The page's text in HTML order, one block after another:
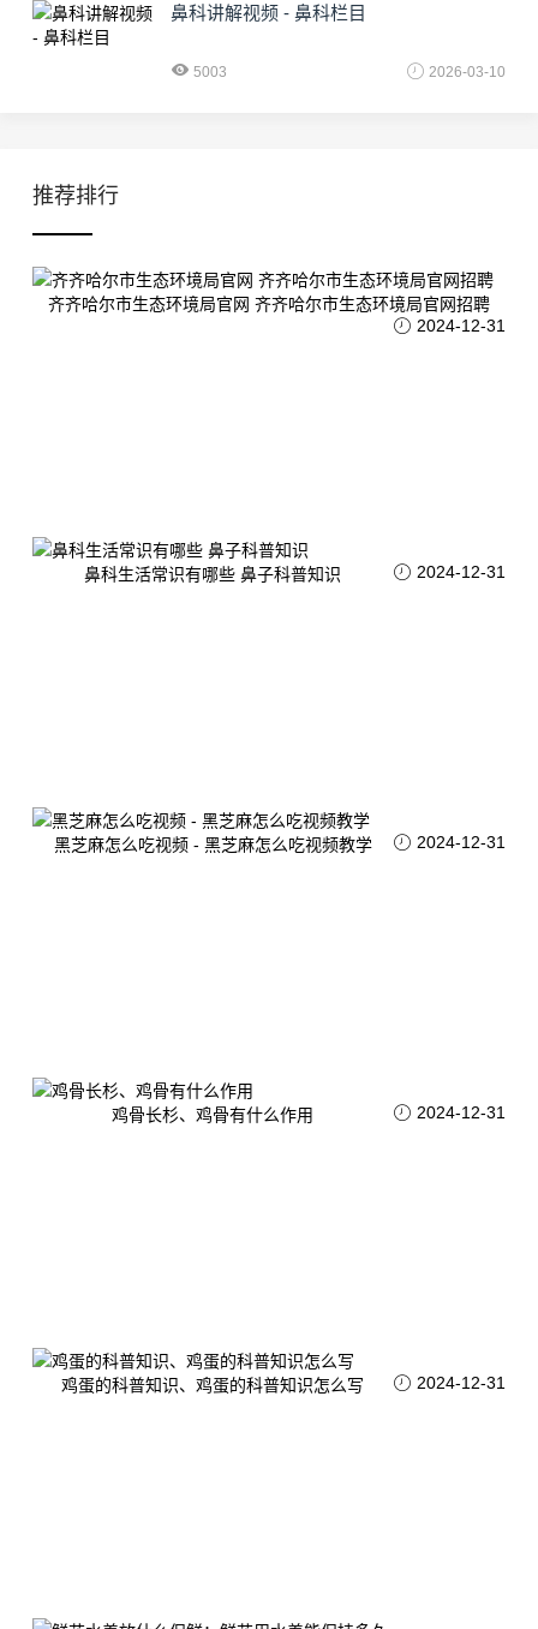
鼻科讲解视频 - 鼻科栏目
5003 2026-03-10
推荐排行
齐齐哈尔市生态环境局官网 齐齐哈尔市生态环境局官网招聘
2024-12-31
鼻科生活常识有哪些 鼻子科普知识 2024-12-31
黑芝麻怎么吃视频 - 黑芝麻怎么吃视频教学 2024-12-31
鸡骨长杉、鸡骨有什么作用 2024-12-31
鸡蛋的科普知识、鸡蛋的科普知识怎么写 2024-12-31